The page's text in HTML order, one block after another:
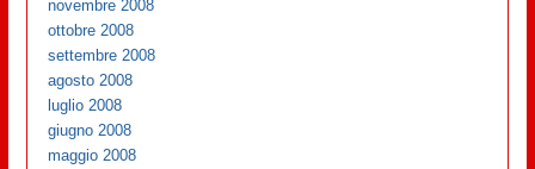
novembre 2008
ottobre 2008
settembre 2008
agosto 2008
luglio 2008
giugno 2008
maggio 2008